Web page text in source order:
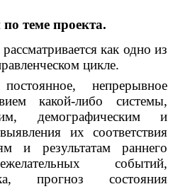
теме проекта.
как одно из
цикле.
непрерывное
какой-либо системы,
демографическим и
их соответствия
и результатам раннего
событий,
прогноз состояния